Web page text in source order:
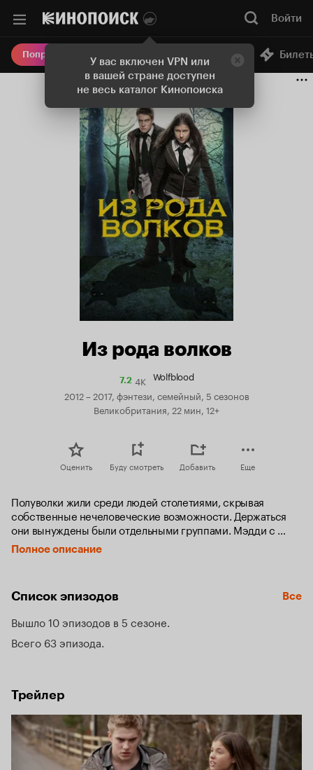
У вас включен VPN или
в вашей стране доступен
не весь каталог Кинопоиска
Войти
Попробовать Плюс Онлайн-кинотеатр
Из рода волков
7.2Рейтинг
Кинопоиска
7.2
4K Wolfblood
2012 – 2017, фэнтези, семейный, 5 сезонов
Великобритания, 22 мин, 12+
Оценить Буду смотреть Добавить Еще
Полуволки жили среди людей столетиями, скрывая
собственные нечеловеческие возможности. Держаться
они вынуждены были отдельными группами. Мэдди с
родителями являются единственными представителями
полуволков на собственной территории. Всё бы так и
Полное описание
Список эпизодов Все
Вышло 10 эпизодов в 5 сезоне
Всего 63 эпизода
Трейлер